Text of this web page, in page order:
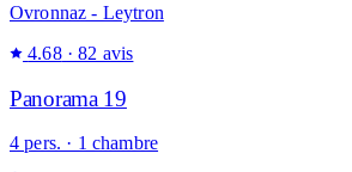
Ovronnaz - Leytron
4.68 · 82 avis
Panorama 19
4 pers. · 1 chambre